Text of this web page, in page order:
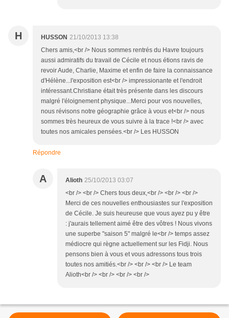
H HUSSON 21/10/2013 13:38
Chers amis,<br /> Nous sommes rentrés du Havre toujours
aussi admiratifs du travail de Cécile et nous étions ravis de
revoir Aude, Charlie, Maxime et enfin de faire la connaissance
d'Hélène...l'exposition est<br /> impressionante et l'endroit
intéressant.Christiane était très présente dans les discours
malgré l'éloignement physique...Merci pour vos nouvelles,
nous révisons notre géographie grâce à vous et<br /> nous
sommes très heureux de vous suivre à la trace !<br /> avec
toutes nos amicales pensées.<br /> Les HUSSON
Répondre
A Alioth 25/10/2013 03:07
<br /> <br /> Chers tous deux,<br /> <br /> <br />
Merci de ces nouvelles enthousiastes sur l'exposition
de Cécile. Je suis heureuse que vous ayez pu y être
: j'aurais tellement aimé être des vôtres ! Nous vivons
une superbe "saison 5" malgré le<br /> temps assez
médiocre qui règne actuellement sur les Fidji. Nous
pensons bien à vous et vous adressons tous trois
toutes nos amitiés.<br /> <br /> <br /> Le team
Alioth<br /> <br /> <br /> <br />